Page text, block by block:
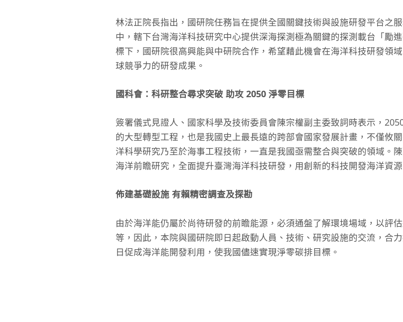
林法正院長指出，國研院任務旨在提供全國關鍵技術與設施研發平台之
中，轄下台灣海洋科技研究中心提供深海探測極為關鍵的探測載台「勵
標下，國研院很高興能與中研院合作，希望藉此機會在海洋科技研發領
球競爭力的研發成果。
國科會：科研整合尋求突破 助攻 2050 淨零目標
簽署儀式見證人、國家科學及技術委員會陳宗權副主委致詞時表示，
的大型轉型工程，也是我國史上最長遠的跨部會國家發展計畫，不僅攸
洋科學研究乃至於海事工程技術，一直是我國亟需整合與突破的領域。
海洋前瞻研究，全面提升臺灣海洋科技研發，用創新的科技開發海洋資
佈建基礎設施 有賴精密調查及探勘
由於海洋能仍屬於尚待研發的前瞻能源，必須通盤了解環境場域，以評
等，因此，本院與國研院即日起啟動人員、技術、研究設施的交流，合
日促成海洋能開發利用，使我國儘速實現淨零碳排目標。